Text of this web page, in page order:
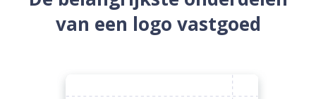
van een logo vastgoed